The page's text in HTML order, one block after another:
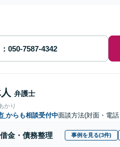
弁護士
かり
からも相談受付中面談方法(対面・電
借金・債務整理 事例を見る(3件)